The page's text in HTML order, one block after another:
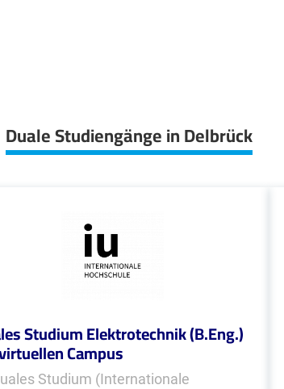
Duale Studiengänge in Delbrück
Studium Elektrotechnik (B.Eng.)
Campus
Studium (Internationale